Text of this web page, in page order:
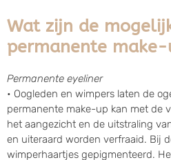
Wat zijn de
permanente make-
Permanente eyeliner
• Oogleden en wimpers laten de
permanente make-up kan met de
het aangezicht en de uitstraling
en uiteraard worden verfraaid. Bij
wimperhaartjes gepigmenteerd.